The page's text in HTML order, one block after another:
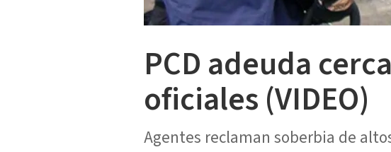
PCD adeuda
oficiales (VIDEO)
Agentes reclaman soberbia de